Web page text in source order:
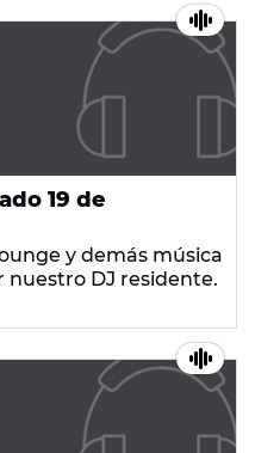
19 de
y demás música
nuestro DJ residente.